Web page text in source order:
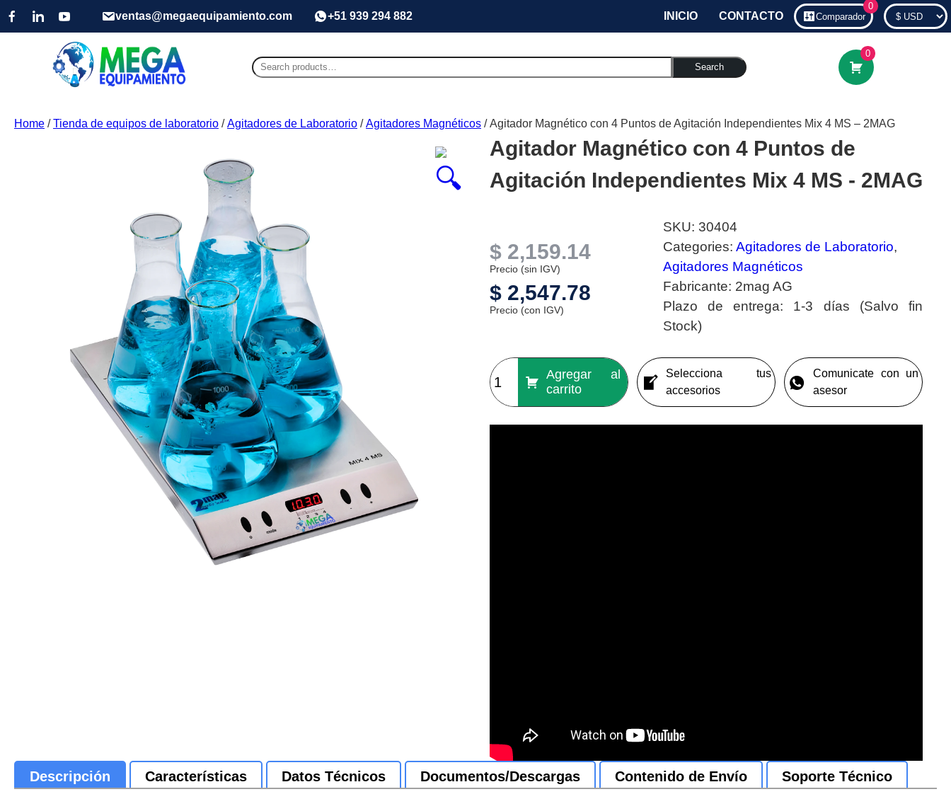
ventas@megaequipamiento.com +51 939 294 882 INICIO CONTACTO
0
Comparador
Search
for:
Search
0
Home /Tienda de equipos de laboratorio /Agitadores de Laboratorio /Agitadores Magnéticos / Agitador Magnético con 4 Puntos de Agitación Independientes Mix 4 MS – 2MAG
Agitador Magnético con 4 Puntos de
Agitación Independientes Mix 4 MS - 2MAG
$ 2,159.14
Precio (sin IGV)
$ 2,547.78
Precio (con IGV)
SKU: 30404
Categories: Agitadores de Laboratorio,
Agitadores Magnéticos
Fabricante: 2mag AG
Plazo de entrega: 1-3 días (Salvo fin
Stock)
Agregar al
carrito
Selecciona tus
accesorios
Comunicate con un
asesor
Descripción Características Datos Técnicos Documentos/Descargas Contenido de Envío Soporte Técnico